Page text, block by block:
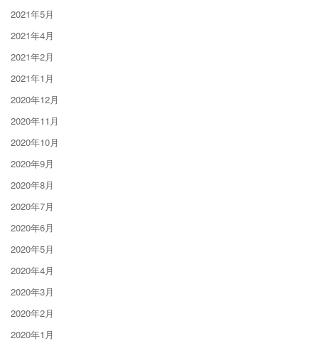
2021年5月
2021年4月
2021年2月
2021年1月
2020年12月
2020年11月
2020年10月
2020年9月
2020年8月
2020年7月
2020年6月
2020年5月
2020年4月
2020年3月
2020年2月
2020年1月